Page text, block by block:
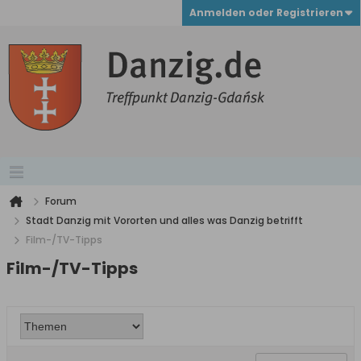
Anmelden oder Registrieren
Forum
Stadt Danzig mit Vororten und alles was Danzig betrifft
Film-/TV-Tipps
Film-/TV-Tipps